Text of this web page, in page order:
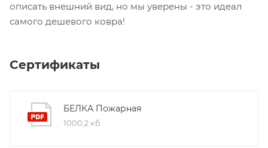
описать внешний вид, но мы уверены - это идеал
самого дешевого ковра!
Сертификаты
БЕЛКА Пожарная
1000,2 кб